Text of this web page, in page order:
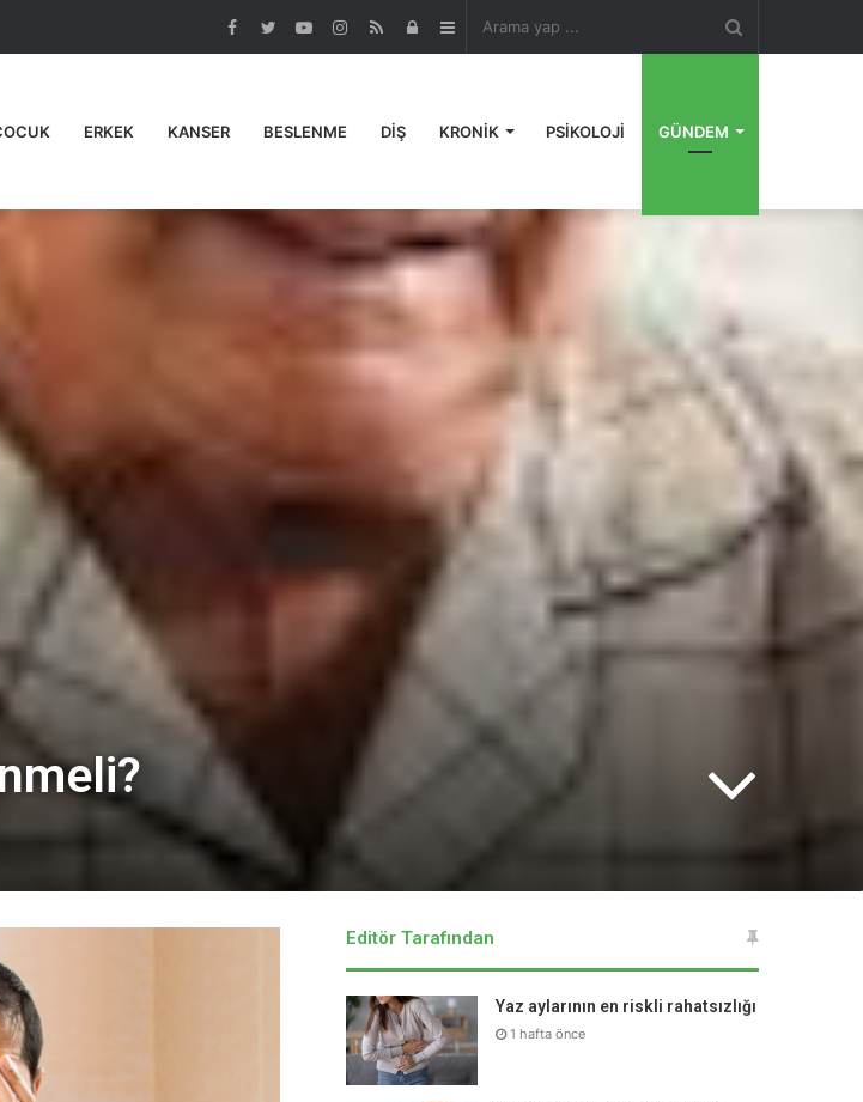
...
Kenar
Kayıt
RSS
Instagram
YouTube
Twitter
Facebook
ERKEK KANSER BESLENME DİŞ KRONİK PSİKOLOJİ GÜNDEM
Editör Tarafından
Yaz aylarının en riskli rahatsızlığı
1 hafta önce